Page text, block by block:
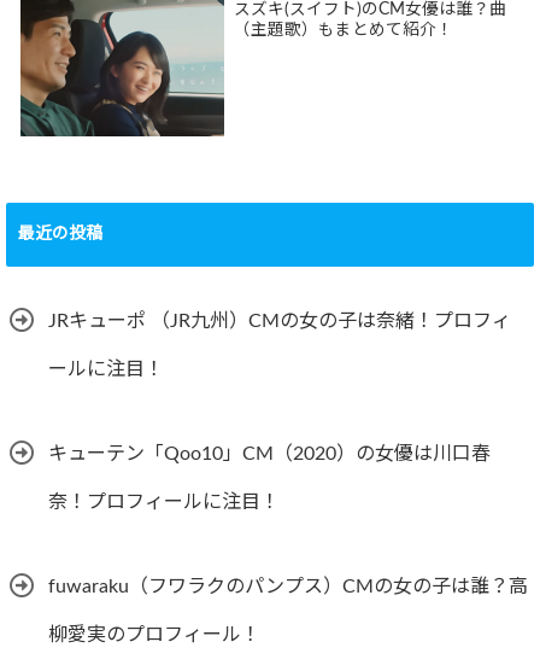
スズキ(スイフト)のCM女優は誰？曲
（主題歌）もまとめて紹介！
最近の投稿
JRキューポ （JR九州）CMの女の子は奈緒！プロフィ
ールに注目！
キューテン「Qoo10」CM（2020）の女優は川口春
奈！プロフィールに注目！
fuwaraku（フワラクのパンプス）CMの女の子は誰？高
柳愛実のプロフィール！